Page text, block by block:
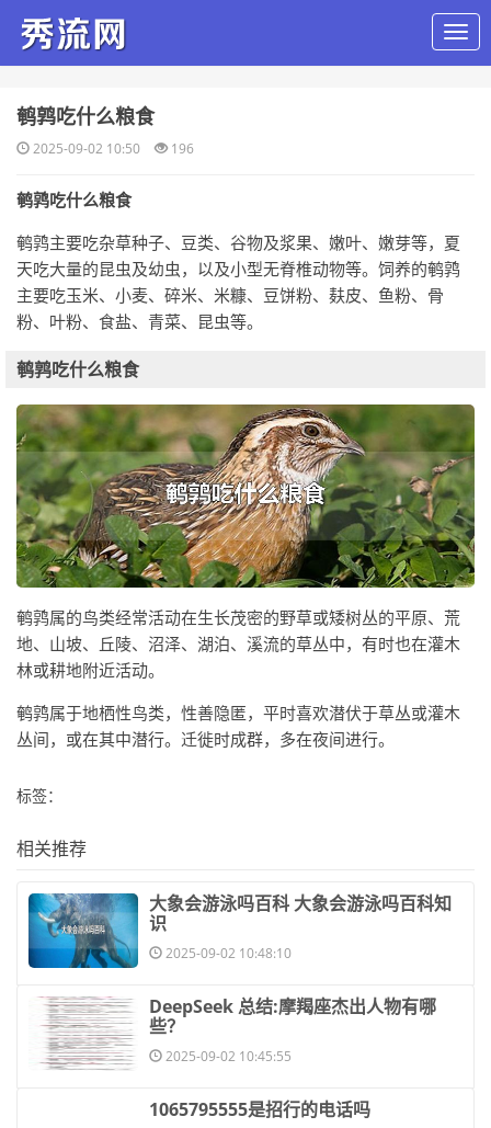
​鹌鹑吃什么粮食
2025-09-02 10:50 196
鹌鹑吃什么粮食
鹌鹑主要吃杂草种子、豆类、谷物及浆果、嫩叶、嫩芽等，夏
天吃大量的昆虫及幼虫，以及小型无脊椎动物等。饲养的鹌鹑
主要吃玉米、小麦、碎米、米糠、豆饼粉、麸皮、鱼粉、骨
粉、叶粉、食盐、青菜、昆虫等。
鹌鹑吃什么粮食
鹌鹑属的鸟类经常活动在生长茂密的野草或矮树丛的平原、荒
地、山坡、丘陵、沼泽、湖泊、溪流的草丛中，有时也在灌木
林或耕地附近活动。
鹌鹑属于地栖性鸟类，性善隐匿，平时喜欢潜伏于草丛或灌木
丛间，或在其中潜行。迁徙时成群，多在夜间进行。
标签：
相关推荐
​大象会游泳吗百科 大象会游泳吗百科知
识
2025-09-02 10:48:10
​DeepSeek 总结:摩羯座杰出人物有哪
些？
2025-09-02 10:45:55
​1065795555是招行的电话吗